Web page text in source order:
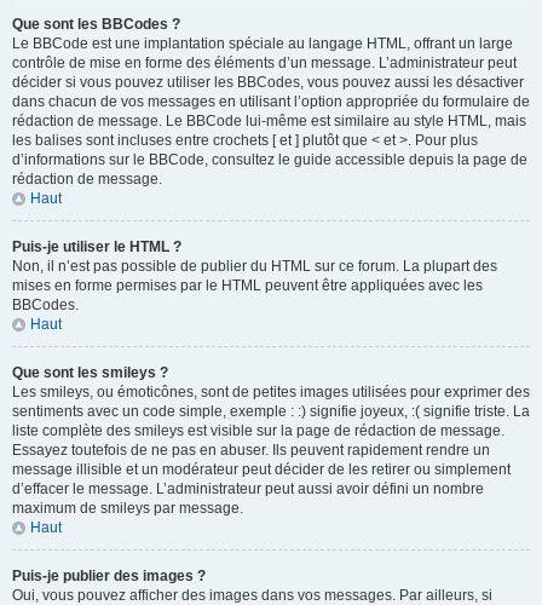
Que sont les BBCodes ?
Le BBCode est une implantation spéciale au langage HTML, offrant un large
contrôle de mise en forme des éléments d’un message. L’administrateur peut
décider si vous pouvez utiliser les BBCodes, vous pouvez aussi les désactiver
dans chacun de vos messages en utilisant l’option appropriée du formulaire de
rédaction de message. Le BBCode lui-même est similaire au style HTML, mais
les balises sont incluses entre crochets [ et ] plutôt que < et >. Pour plus
d’informations sur le BBCode, consultez le guide accessible depuis la page de
rédaction de message.
Haut
Puis-je utiliser le HTML ?
Non, il n’est pas possible de publier du HTML sur ce forum. La plupart des
mises en forme permises par le HTML peuvent être appliquées avec les
BBCodes.
Haut
Que sont les smileys ?
Les smileys, ou émoticônes, sont de petites images utilisées pour exprimer des
sentiments avec un code simple, exemple : :) signifie joyeux, :( signifie triste. La
liste complète des smileys est visible sur la page de rédaction de message.
Essayez toutefois de ne pas en abuser. Ils peuvent rapidement rendre un
message illisible et un modérateur peut décider de les retirer ou simplement
d’effacer le message. L’administrateur peut aussi avoir défini un nombre
maximum de smileys par message.
Haut
Puis-je publier des images ?
Oui, vous pouvez afficher des images dans vos messages. Par ailleurs, si